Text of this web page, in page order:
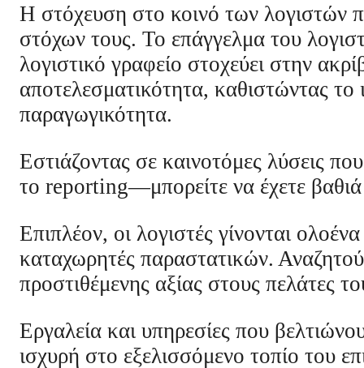
Η στόχευση στο κοινό των λογιστών
στόχων τους. Το επάγγελμα του
λογιστικό γραφείο στοχεύει στην
αποτελεσματικότητα, καθιστώντας το
παραγωγικότητα.
Εστιάζοντας σε καινοτόμες λύσεις
το reporting—μπορείτε να έχετε
Επιπλέον, οι λογιστές γίνονται
καταχωρητές παραστατικών.
προστιθέμενης αξίας στους πελάτες
Εργαλεία και υπηρεσίες που
ισχυρή στο εξελισσόμενο τοπίο του